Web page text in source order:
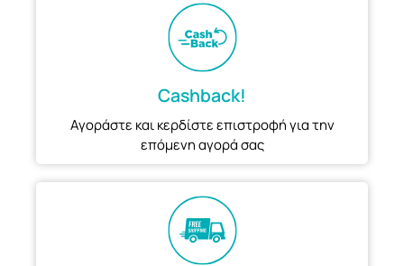
Cashback!
Αγοράστε και κερδίστε επιστροφή για την
επόμενη αγορά σας